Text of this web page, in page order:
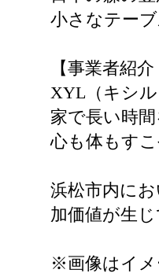
小さなテー
【事業者紹
XYL（キシ
家で長い時
心も体もす
浜松市内に
加価値が生
※画像はイメ